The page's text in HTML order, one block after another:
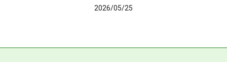
2026/05/25